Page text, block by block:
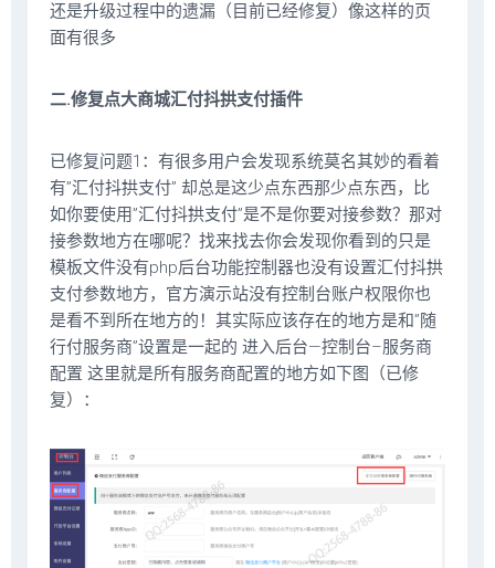
还是升级过程中的遗漏（目前已经修复）像这样的页
面有很多
二.修复点大商城汇付抖拱支付插件
已修复问题1：有很多用户会发现系统莫名其妙的看着
有”汇付抖拱支付” 却总是这少点东西那少点东西，比
如你要使用”汇付抖拱支付”是不是你要对接参数？那对
接参数地方在哪呢？找来找去你会发现你看到的只是
模板文件没有php后台功能控制器也没有设置汇付抖拱
支付参数地方，官方演示站没有控制台账户权限你也
是看不到所在地方的！其实际应该存在的地方是和”随
行付服务商”设置是一起的 进入后台—控制台–服务商
配置 这里就是所有服务商配置的地方如下图（已修
复）：